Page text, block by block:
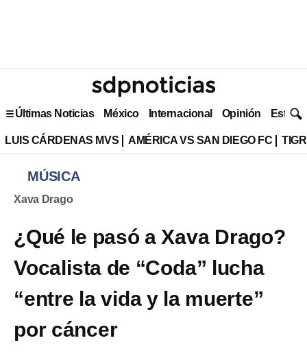
Últimas Noticias México Internacional Opinión Estilo
LUIS CÁRDENAS MVS AMÉRICA VS SAN DIEGO FC
MÚSICA
Xava Drago
¿Qué le pasó a Xava Drago?
Vocalista de “Coda” lucha
“entre la vida y la muerte”
por cáncer